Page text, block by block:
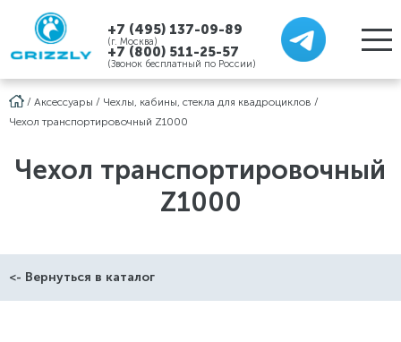
+7 (495) 137-09-89
(г. Москва)
+7 (800) 511-25-57
(Звонок бесплатный по России)
/ Аксессуары / Чехлы, кабины, стекла для квадроциклов /
Чехол транспортировочный Z1000
Чехол транспортировочный
Z1000
<- Вернуться в каталог